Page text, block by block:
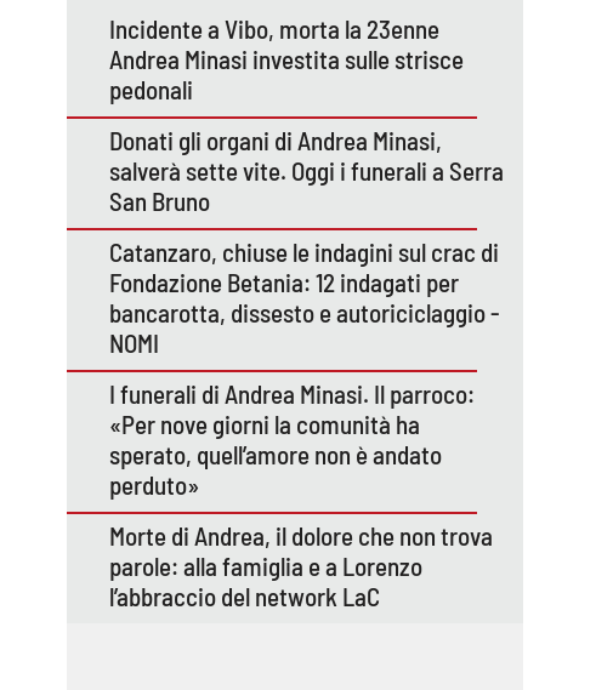
Incidente a Vibo, morta la 23enne
Andrea Minasi investita sulle strisce
pedonali
Donati gli organi di Andrea Minasi,
salverà sette vite. Oggi i funerali a Serra
San Bruno
Catanzaro, chiuse le indagini sul crac di
Fondazione Betania: 12 indagati per
bancarotta, dissesto e autoriciclaggio -
NOMI
I funerali di Andrea Minasi. Il parroco:
«Per nove giorni la comunità ha
sperato, quell’amore non è andato
perduto»
Morte di Andrea, il dolore che non trova
parole: alla famiglia e a Lorenzo
l’abbraccio del network LaC